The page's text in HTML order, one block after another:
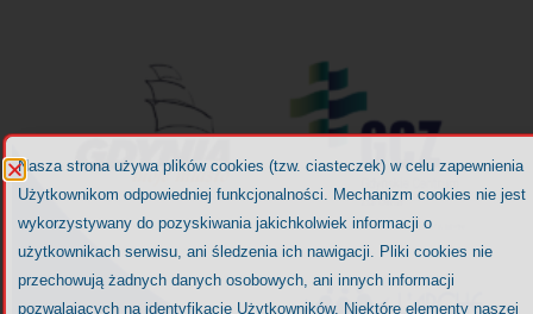
Nasza strona używa plików cookies (tzw. ciasteczek) w celu zapewnienia
Użytkownikom odpowiedniej funkcjonalności. Mechanizm cookies nie jest
wykorzystywany do pozyskiwania jakichkolwiek informacji o
użytkownikach serwisu, ani śledzenia ich nawigacji. Pliki cookies nie
przechowują żadnych danych osobowych, ani innych informacji
pozwalających na identyfikację Użytkowników. Niektóre elementy naszej